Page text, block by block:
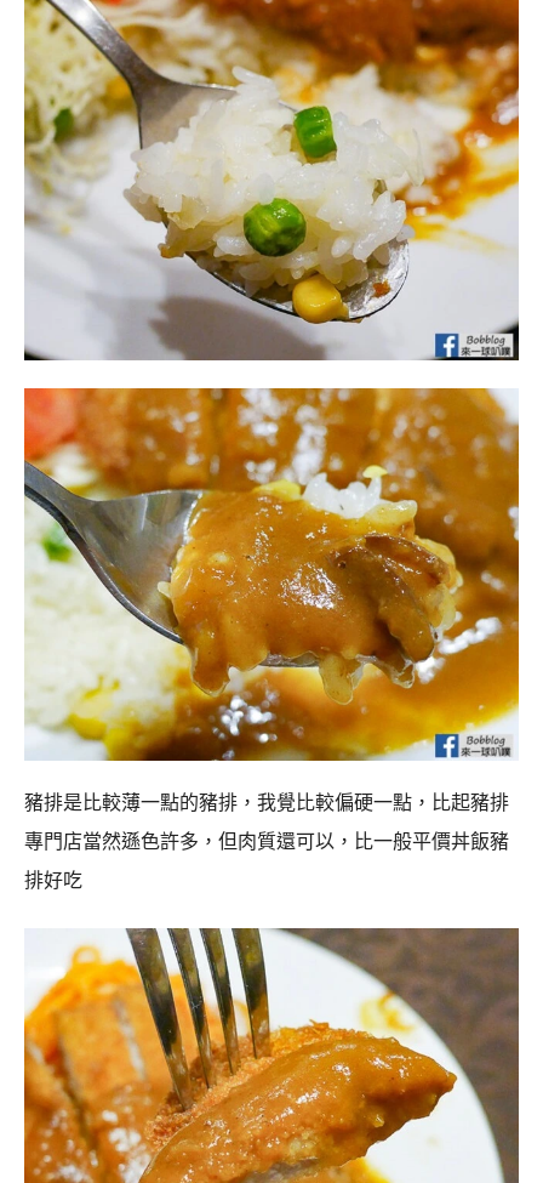
豬排是比較薄一點的豬排，我覺比較偏硬一點，比起豬排
專門店當然遜色許多，但肉質還可以，比一般平價丼飯豬
排好吃